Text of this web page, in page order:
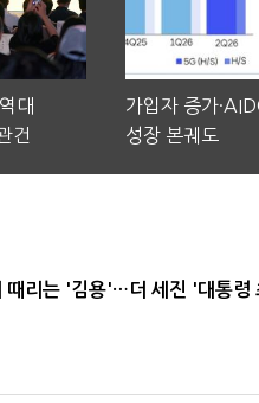
대
건
가입자 증가
성장 본궤도
때리는 '김용'…더 세진 '대통령